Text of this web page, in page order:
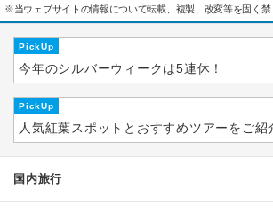
※当ウェブサイトの情報について転載、複製、改変等を固く禁
PickUp
今年のシルバーウィークは5連休！
PickUp
人気紅葉スポットとおすすめツアーをご紹
国内旅行